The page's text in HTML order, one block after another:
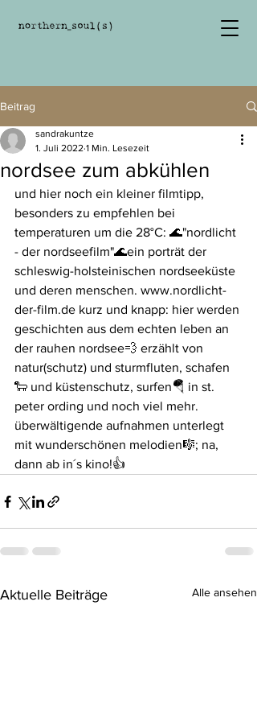
Beitrag
nordsee zum abkühlen
sandrakuntze
1. Juli 2022 1 Min. Lesezeit
und hier noch ein kleiner filmtipp,
besonders zu empfehlen bei
temperaturen um die 28°C: 🌊"nordlicht
- der nordseefilm"🌊ein porträt der
schleswig-holsteinischen nordseeküste
und deren menschen. www.nordlicht-
der-film.de kurz und knapp: hier werden
geschichten aus dem echten leben an
der rauhen nordsee💨 erzählt von
natur(schutz) und sturmfluten, schafen
🐑 und küstenschutz, surfen🪂 in st.
peter ording und noch viel mehr.
überwältigende aufnahmen unterlegt
mit wunderschönen melodien🎼; na,
dann ab in´s kino!👍
Aktuelle Beiträge Alle ansehen